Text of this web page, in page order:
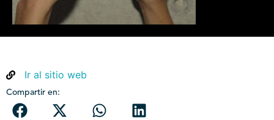
Ir al sitio web
Compartir en: